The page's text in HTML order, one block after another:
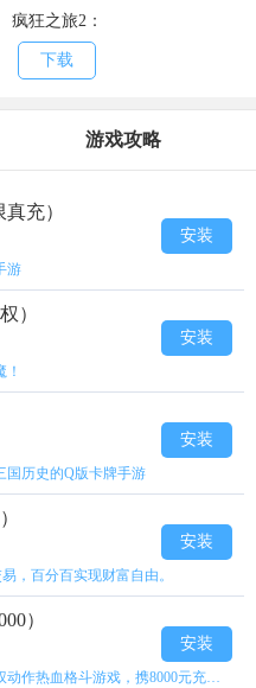
疯狂之旅2：
Extreme Road
Trip 2
下载
游戏攻略
充）
游
安装
）
安装
国历史的Q版卡牌手游
安装
，百分百实现财富自由。
安装
）
安装